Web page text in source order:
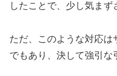
したことで、少し気まず
ただ、このような対応
でもあり、決して強引な